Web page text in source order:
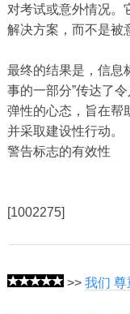
对考试或意外情况。
解决方案，而不是被
最终的结果是，信
事的一部分”传达了
弹性的心态，旨在帮
并采取建设性行动。
警告标志的有效性
[1002275]
>> 我们 尊